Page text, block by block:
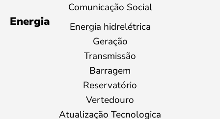
Comunicação Social
Energia
Energia hidrelétrica
Geração
Transmissão
Barragem
Reservatório
Vertedouro
Atualização Tecnologica